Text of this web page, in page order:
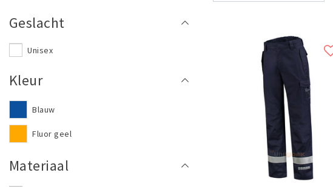
Geslacht
Unisex
Kleur
Blauw
Fluor geel
Materiaal